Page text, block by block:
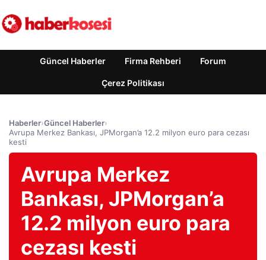
Güncel Haberler Firma Rehberi Forum
Çerez Politikası
Haberler›Güncel Haberler›
Avrupa Merkez Bankası, JPMorgan’a 12.2 milyon euro para cezası
kesti
Avrupa Merkez
Bankası, JPMorgan’a
12.2 milyon euro para
cezası kesti